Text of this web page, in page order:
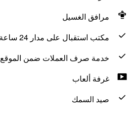
مرافق الغسيل
مكتب استقبال على مدار 24 ساعة
خدمة صرف العملات ضمن الموقع
غرفة ألعاب
صيد السمك